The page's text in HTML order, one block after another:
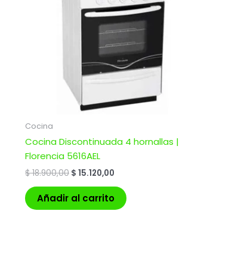
Cocina
Cocina Discontinuada 4 hornallas |
Florencia 5616AEL
$18.900,00 $ 15.120,00
Añadir al carrito